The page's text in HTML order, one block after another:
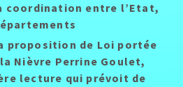
coordination entre l’Etat,
proposition de Loi portée
Nièvre Perrine Goulet,
lecture qui prévoit de